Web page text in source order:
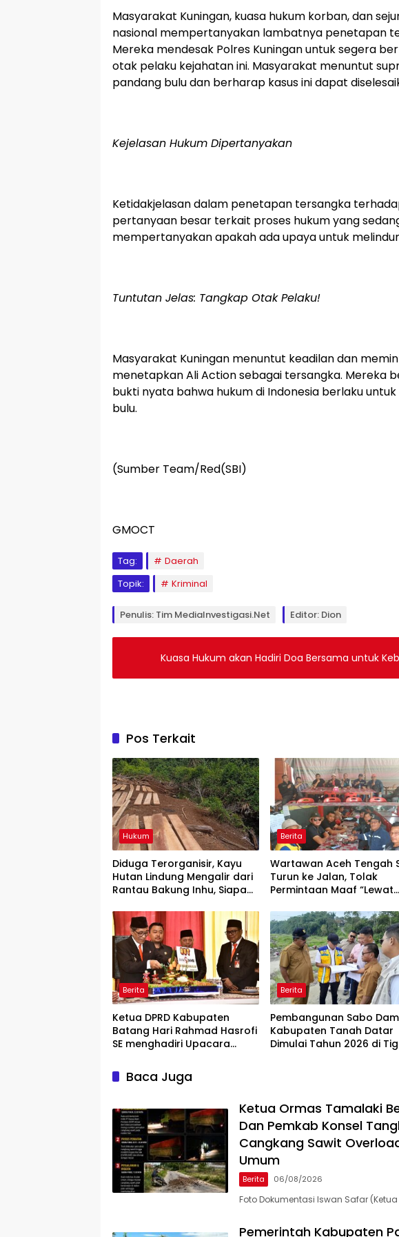
Masyarakat Kuningan, kuasa hukum korban, dan
nasional mempertanyakan lambatnya penetapan
Mereka mendesak Polres Kuningan untuk segera
otak pelaku kejahatan ini. Masyarakat menuntut
pandang bulu dan berharap kasus ini dapat
Kejelasan Hukum Dipertanyakan
Ketidakjelasan dalam penetapan tersangka
pertanyaan besar terkait proses hukum yang
mempertanyakan apakah ada upaya untuk
Tuntutan Jelas: Tangkap Otak Pelaku!
Masyarakat Kuningan menuntut keadilan dan
menetapkan Ali Action sebagai tersangka. Mereka
bukti nyata bahwa hukum di Indonesia berlaku
bulu.
(Sumber Team/Red(SBI)
GMOCT
Tag:
Daerah
Topik:
Kriminal
Penulis: Tim MediaInvestigasi.Net Editor: Dion
Kuasa Hukum akan Hadiri Doa Bersama untuk
Pos Terkait
Hukum
Diduga Terorganisir, Kayu
Hutan Lindung Mengalir dari
Rantau Bakung Inhu, Siapa
Berita
Wartawan Aceh Tengah
Turun ke Jalan, Tolak
Permintaan Maaf “Lewat
Berita
Ketua DPRD Kabupaten
Batang Hari Rahmad Hasrofi
SE menghadiri Upacara
Berita
Pembangunan Sabo
Kabupaten Tanah Datar
Dimulai Tahun 2026 di
Baca Juga
Ketua Ormas Tamalaki
Dan Pemkab Konsel
Cangkang Sawit
Umum
Berita 06/08/2026
Foto Dokumentasi Iswan Safar
Pemerintah Kabupaten